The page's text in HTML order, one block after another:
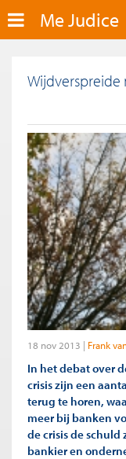
Me Judice
Wijdverspreide
18 nov 2013 Frank
In het debat over
crisis zijn een
terug te horen,
meer bij banken
de crisis de
bankier en